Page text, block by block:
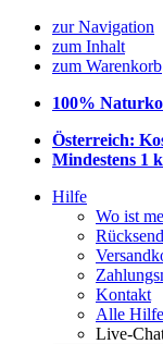
zur Navigation
zum Inhalt
zum Warenkorb
100%
Österreich:
Mindestens 1
Hilfe
Wo ist
Kontakt
Alle
Live-